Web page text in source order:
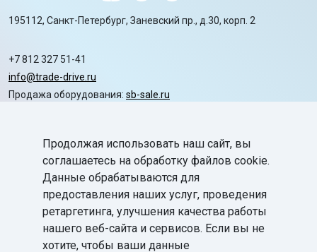
195112, Санкт-Петербург, Заневский пр., д.30, корп. 2
+7 812 327 51-41
info@trade-drive.ru
Продажа оборудования: sb-sale.ru
Автоматизацияchevron_right
Маркировкаchevron_right
Поддержкаchevron_right
База знанийchevron_right
Продолжая использовать наш сайт, вы
соглашаетесь на обработку файлов cookie.
Данные обрабатываются для
предоставления наших услуг, проведения
ретаргетинга, улучшения качества работы
нашего веб-сайта и сервисов. Если вы не
хотите, чтобы ваши данные